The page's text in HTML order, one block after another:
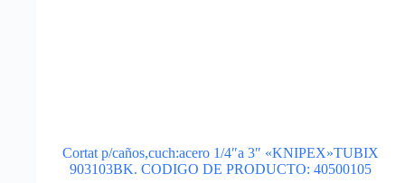
Cortat p/caños,cuch:acero 1/4″a 3″ «KNIPEX»TUBIX
903103BK. CODIGO DE PRODUCTO: 40500105